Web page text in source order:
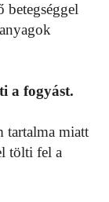
betegséggel
a fogyást.
tartalma miatt
tölti fel a